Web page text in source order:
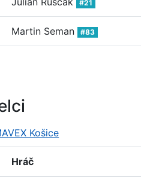
#21
Martin Seman #83
Košice
Hráč